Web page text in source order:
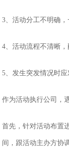
3、活动分工不明确，
4、活动流程不清晰，
5、发生突发情况时应
作为活动执行公司，
首先，针对活动布置
间，跟活动主办方协